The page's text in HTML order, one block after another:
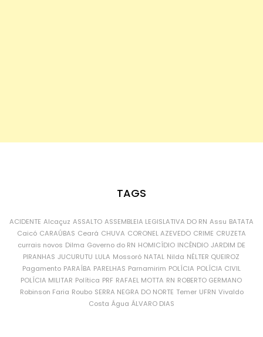
TAGS
ACIDENTE Alcaçuz ASSALTO ASSEMBLEIA LEGISLATIVA DO RN Assu BATATA
Caicó CARAÚBAS Ceará CHUVA CORONEL AZEVEDO CRIME CRUZETA
currais novos Dilma Governo do RN HOMICÍDIO INCÊNDIO JARDIM DE
PIRANHAS JUCURUTU LULA Mossoró NATAL Nilda NÉLTER QUEIROZ
Pagamento PARAÍBA PARELHAS Parnamirim POLÍCIA POLÍCIA CIVIL
POLÍCIA MILITAR Política PRF RAFAEL MOTTA RN ROBERTO GERMANO
Robinson Faria Roubo SERRA NEGRA DO NORTE Temer UFRN Vivaldo
Costa Água ÁLVARO DIAS